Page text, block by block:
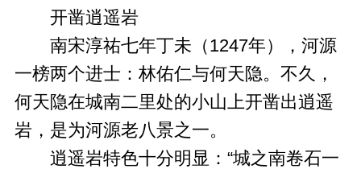
开凿逍遥岩
南宋淳祐七年丁未（1247年），河源
一榜两个进士：林佑仁与何天隐。不久，
何天隐在城南二里处的小山上开凿出逍遥
岩，是为河源老八景之一。
逍遥岩特色十分明显：“城之南卷石一